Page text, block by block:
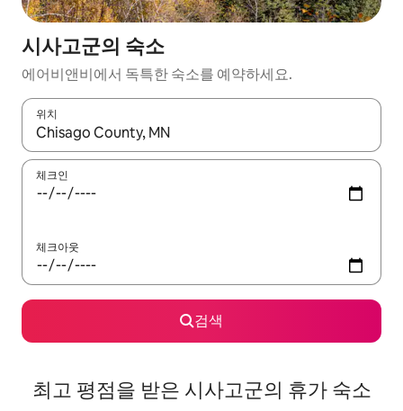
시사고군의 숙소
에어비앤비에서 독특한 숙소를 예약하세요.
위치
결과가 나오면 위·아래 화살표 키를 사용하거나 터치 또는 스와이
체크인
체크아웃
검색
최고 평점을 받은 시사고군의 휴가 숙소